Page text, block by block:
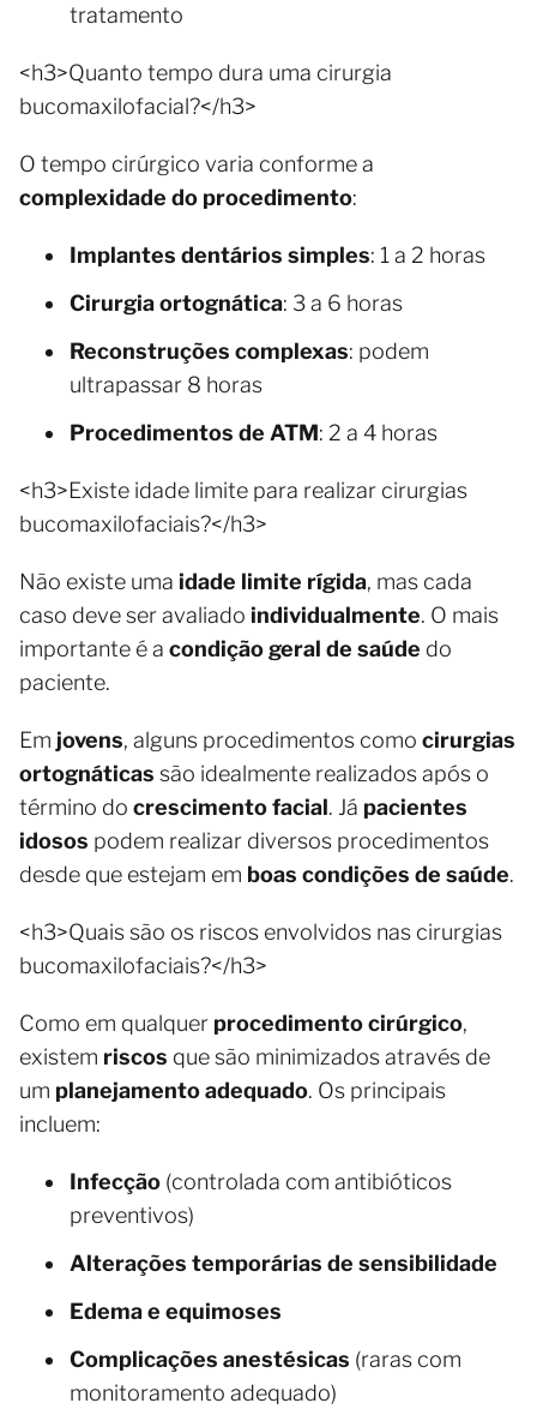
tratamento
<h3>Quanto tempo dura uma cirurgia
bucomaxilofacial?</h3>
O tempo cirúrgico varia conforme a
complexidade do procedimento:
Implantes dentários simples: 1 a 2 horas
Cirurgia ortognática: 3 a 6 horas
Reconstruções complexas: podem
ultrapassar 8 horas
Procedimentos de ATM: 2 a 4 horas
<h3>Existe idade limite para realizar cirurgias
bucomaxilofaciais?</h3>
Não existe uma idade limite rígida, mas cada
caso deve ser avaliado individualmente. O mais
importante é a condição geral de saúde do
paciente.
Em jovens, alguns procedimentos como cirurgias
ortognáticas são idealmente realizados após o
término do crescimento facial. Já pacientes
idosos podem realizar diversos procedimentos
desde que estejam em boas condições de saúde.
<h3>Quais são os riscos envolvidos nas cirurgias
bucomaxilofaciais?</h3>
Como em qualquer procedimento cirúrgico,
existem riscos que são minimizados através de
um planejamento adequado. Os principais
incluem:
Infecção (controlada com antibióticos
preventivos)
Alterações temporárias de sensibilidade
Edema e equimoses
Complicações anestésicas (raras com
monitoramento adequado)